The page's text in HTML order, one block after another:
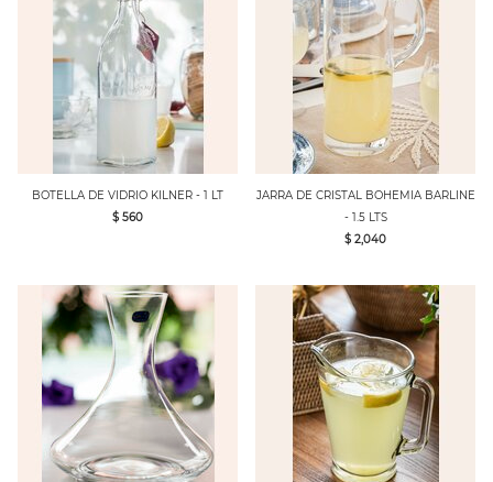
BOTELLA DE VIDRIO KILNER - 1 LT
$ 560
JARRA DE CRISTAL BOHEMIA BARLINE
- 1.5 LTS
$ 2,040